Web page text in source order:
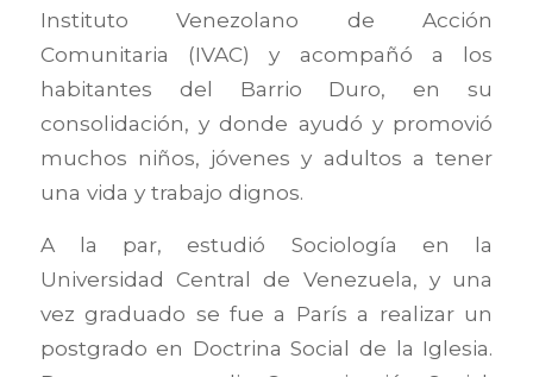
Instituto Venezolano de Acción
Comunitaria (IVAC) y acompañó a los
habitantes del Barrio Duro, en su
consolidación, y donde ayudó y promovió
muchos niños, jóvenes y adultos a tener
una vida y trabajo dignos.
A la par, estudió Sociología en la
Universidad Central de Venezuela, y una
vez graduado se fue a París a realizar un
postgrado en Doctrina Social de la Iglesia.